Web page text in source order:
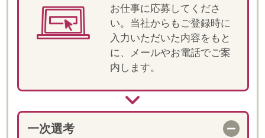
明と条件・ご経験の確認を
します。
行の上、就業先へ訪問がで